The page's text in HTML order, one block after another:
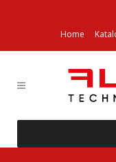
Home